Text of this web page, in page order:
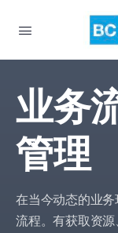
业务
管理
在当今动态的业
流程。有获取资